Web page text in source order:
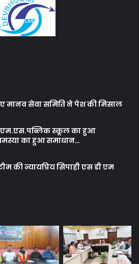
मानव सेवा समिति ने पेश की मिसाल
एम.एस.पब्लिक स्कूल का हुआ
का हुआ समाधान…
की न्यायप्रिय सिपाही एस डी एम